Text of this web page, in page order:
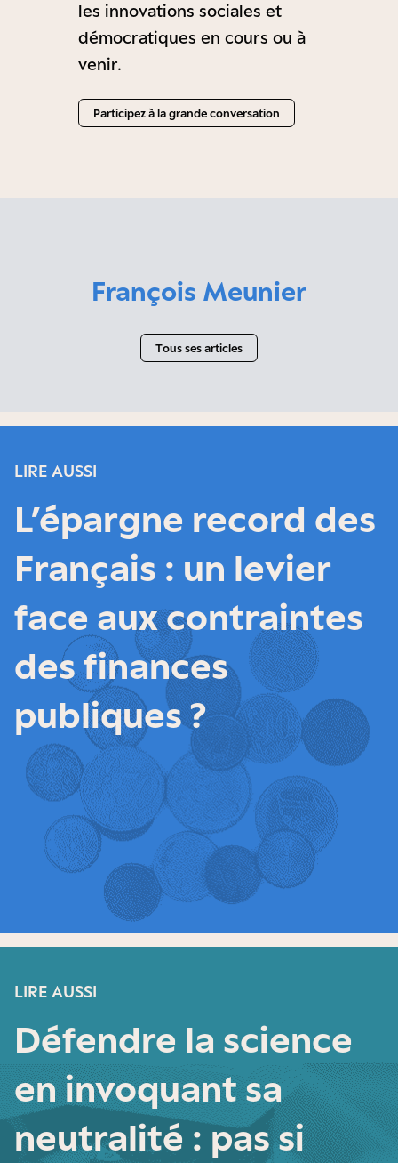
les innovations sociales et
démocratiques en cours ou à
venir.
Participez à la grande conversation
François Meunier
Tous ses articles
LIRE AUSSI
L’épargne record des
Français : un levier
face aux contraintes
des finances
publiques ?
LIRE AUSSI
Défendre la science
en invoquant sa
neutralité : pas si